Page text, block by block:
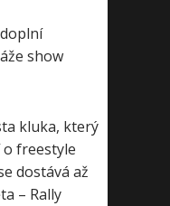
show
kluka, který
o freestyle
dostává až
– Rally